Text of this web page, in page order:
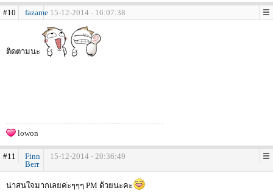
#10 fazame 15-12-2014 - 16:07:38
ติดตามนะ
lowon
#11
Finn
Berr
15-12-2014 - 20:36:49
น่าสนใจมากเลยค่ะๆๆๆ PM ด้วยนะคะ